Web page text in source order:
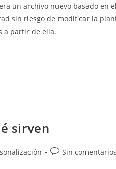
un archivo nuevo basado en
sin riesgo de modificar la
a partir de ella.
sirven
Comentarios
Sin comentarios